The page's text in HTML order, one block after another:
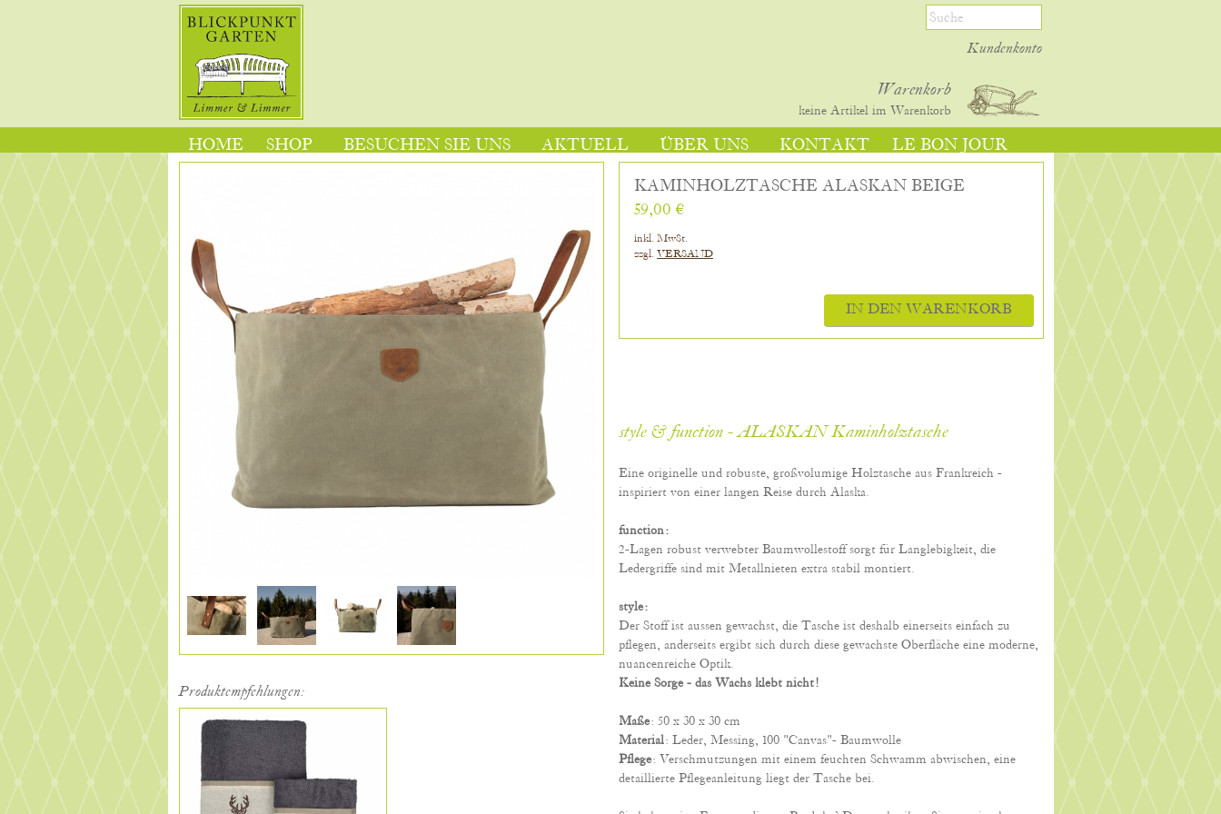
Kundenkonto
Warenkorb
keine Artikel im Warenkorb
HOME SHOP BESUCHEN SIE UNS AKTUELL ÜBER UNS KONTAKT LE BON JOUR
Produktempfehlungen:
KAMINHOLZTASCHE ALASKAN BEIGE
59,00 €
inkl. MwSt.
zzgl. VERSAND
IN DEN WARENKORB
style & function - ALASKAN Kaminholztasche
Eine originelle und robuste, großvolumige Holztasche aus Frankreich -
inspiriert von einer langen Reise durch Alaska.
function:
2-Lagen robust verwebter Baumwollestoff sorgt für Langlebigkeit, die
Ledergriffe sind mit Metallnieten extra stabil montiert.
style:
Der Stoff ist aussen gewachst, die Tasche ist deshalb einerseits einfach zu
pflegen, anderseits ergibt sich durch diese gewachste Oberfläche eine moderne,
nuancenreiche Optik.
Keine Sorge - das Wachs klebt nicht!
Maße: 50 x 30 x 30 cm
Material: Leder, Messing, 100 "Canvas"- Baumwolle
Pflege: Verschmutzungen mit einem feuchten Schwamm abwischen, eine
detaillierte Pflegeanleitung liegt der Tasche bei.